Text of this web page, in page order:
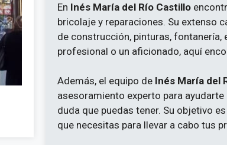
En Inés María del Río Castillo
bricolaje y reparaciones. Su extenso
de construcción, pinturas,
profesional o un aficionado, aquí
Además, el equipo de Inés María del
asesoramiento experto para
duda que puedas tener. Su objetivo
que necesitas para llevar a cabo tus